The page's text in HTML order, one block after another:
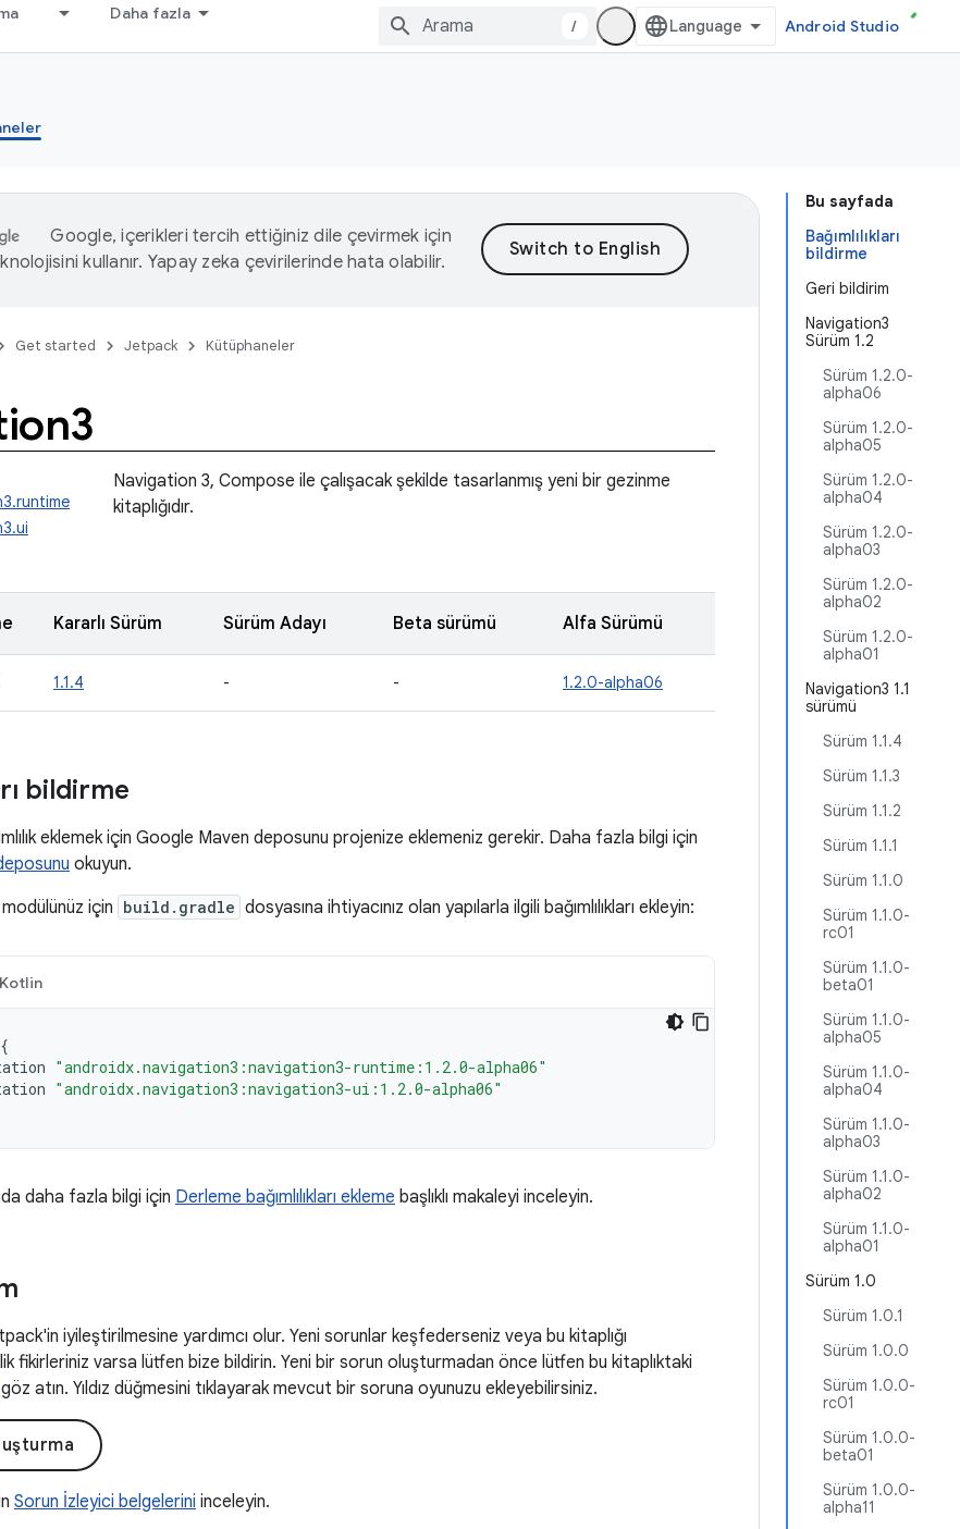
Daha fazla
/ Android Studio
Bu sayfada
Bağımlılıkları
bildirme
Geri bildirim
Navigation3
Sürüm 1.2
Sürüm 1.2.0-
alpha06
Sürüm 1.2.0-
alpha05
Sürüm 1.2.0-
alpha04
Sürüm 1.2.0-
alpha03
Sürüm 1.2.0-
alpha02
Sürüm 1.2.0-
alpha01
Navigation3 1.1
sürümü
Sürüm 1.1.4
Sürüm 1.1.3
Sürüm 1.1.2
Sürüm 1.1.1
Sürüm 1.1.0
Sürüm 1.1.0-
rc01
Sürüm 1.1.0-
beta01
Sürüm 1.1.0-
alpha05
Sürüm 1.1.0-
alpha04
Sürüm 1.1.0-
alpha03
Sürüm 1.1.0-
alpha02
Sürüm 1.1.0-
alpha01
Sürüm 1.0
Sürüm 1.0.1
Sürüm 1.0.0
Sürüm 1.0.0-
rc01
Sürüm 1.0.0-
beta01
Sürüm 1.0.0-
alpha11
Google, içerikleri tercih ettiğiniz dile çevirmek için
kullanır. Yapay zeka çevirilerinde hata olabilir.
Get started Jetpack Kütüphaneler
Navigation 3, Compose ile çalışacak şekilde tasarlanmış yeni bir gezinme
kitaplığıdır.
Kararlı Sürüm Sürüm Adayı Beta sürümü Alfa Sürümü
1.1.4 - - 1.2.0-alpha06
bildirme
eklemek için Google Maven deposunu projenize eklemeniz gerekir. Daha fazla bilgi için
okuyun.
için build.gradle dosyasına ihtiyacınız olan yapılarla ilgili bağımlılıkları ekleyin:
Kotlin
{
"androidx.navigation3:navigation3-runtime:1.2.0-alpha06"
"androidx.navigation3:navigation3-ui:1.2.0-alpha06"
daha fazla bilgi için Derleme bağımlılıkları ekleme başlıklı makaleyi inceleyin.
iyileştirilmesine yardımcı olur. Yeni sorunlar keşfederseniz veya bu kitaplığı
fikirleriniz varsa lütfen bize bildirin. Yeni bir sorun oluşturmadan önce lütfen bu kitaplıktaki
göz atın. Yıldız düğmesini tıklayarak mevcut bir soruna oyunuzu ekleyebilirsiniz.
Sorun İzleyici belgelerini inceleyin.